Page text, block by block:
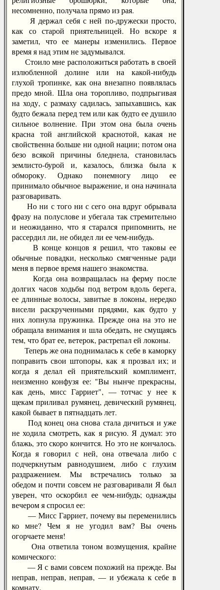
несомненно, получала прямо из рая.
Я держал себя с ней по-дружески просто,
как со старой приятельницей. Но вскоре я
заметил, что ее манеры изменились. Первое
время я над этим не задумывался.
Стоило мне расположиться работать в своей
излюбленной долине или на какой-нибудь
глухой тропинке, как она внезапно появлялась
предо мной. Шла она торопливо, подпрыгивая
на ходу, с размаху садилась, запыхавшись, как
будто бежала перед тем или как будто ее душило
сильное волнение. При этом она была очень
красна той английской краснотой, какая не
свойственна больше ни одной нации; потом она
безо всякой причины бледнела, становилась
землисто-бурой и, казалось, близка была к
обмороку. Однако понемногу лицо ее
принимало обычное выражение, и она начинала
разговаривать.
Но ни с того ни с сего она вдруг обрывала
фразу на полуслове и убегала так стремительно
и неожиданно, что я старался припомнить, не
рассердил ли, не обидел ли ее чем-нибудь.
В конце концов я решил, что таковы ее
обычные повадки, несколько смягченные ради
меня в первое время нашего знакомства.
Когда она возвращалась на ферму после
долгих часов ходьбы под ветром вдоль берега,
ее длинные волосы, завитые в локоны, нередко
висели раскрученными прядями, как будто у
них лопнула пружинка. Прежде она на это не
обращала внимания и шла обедать, не смущаясь
тем, что брат ее, ветерок, растрепал ей локоны.
Теперь же она поднималась к себе в каморку
поправить свои штопоры, как я прозвал их; и
когда я делал ей приятельский комплимент,
неизменно конфузя ее: "Вы нынче прекрасны,
как день, мисс Гарриет", — тотчас у нее к
щекам приливал румянец, девический румянец,
какой бывает в пятнадцать лет.
Под конец она снова стала дичиться и уже
не ходила смотреть, как я рисую. Я думал: это
блажь, это скоро кончится. Но это не кончалось.
Когда я говорил с ней, она отвечала либо с
подчеркнутым равнодушием, либо с глухим
раздражением. Мы встречались только за
обедом и почти совсем не разговаривали Я был
уверен, что оскорбил ее чем-нибудь; однажды
вечером я спросил ее:
— Мисс Гарриет, почему вы переменились
ко мне? Чем я не угодил вам? Вы очень
огорчаете меня!
Она ответила тоном возмущения, крайне
комического:
— Я с вами совсем похожий на прежде. Вы
неправ, неправ, неправ, — и убежала к себе в
комнату.